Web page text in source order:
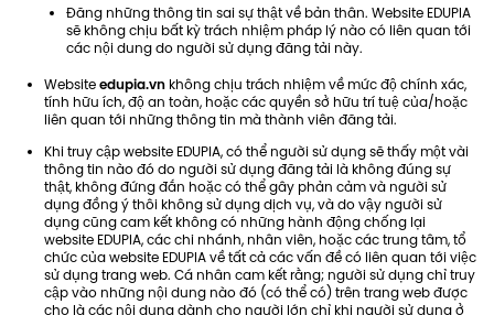
Đăng những thông tin sai sự thật về bản thân. Website EDUPIA
sẽ không chịu bất kỳ trách nhiệm pháp lý nào có liên quan tới
các nội dung do người sử dụng đăng tải này.
Websiteedupia.vn không chịu trách nhiệm về mức độ chính xác,
tính hữu ích, độ an toàn, hoặc các quyền sở hữu trí tuệ của/hoặc
liên quan tới những thông tin mà thành viên đăng tải.
Khi truy cập website EDUPIA, có thể người sử dụng sẽ thấy một vài
thông tin nào đó do người sử dụng đăng tải là không đúng sự
thật, không đứng đắn hoặc có thể gây phản cảm và người sử
dụng đồng ý thôi không sử dụng dịch vụ, và do vậy người sử
dụng cũng cam kết không có những hành động chống lại
website EDUPIA, các chi nhánh, nhân viên, hoặc các trung tâm, tổ
chức của website EDUPIA về tất cả các vấn đề có liên quan tới việc
sử dụng trang web. Cá nhân cam kết rằng; người sử dụng chỉ truy
cập vào những nội dung nào đó (có thể có) trên trang web được
cho là các nội dung dành cho người lớn chỉ khi người sử dụng ở